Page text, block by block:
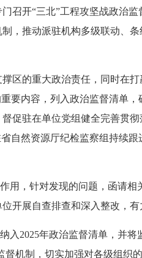
开“三北”工程攻坚战政治监
，推动派驻机构多级联动、条
的重大政治责任，同时在打
要内容，列入政治监督清单
促驻在单位党组健全完善贯
自然资源厅纪检监察组持续跟
，针对发现的问题，函请相
开展自查排查和深入整改，有
2025年政治监督清单，并将
机制，切实加强对各级组织